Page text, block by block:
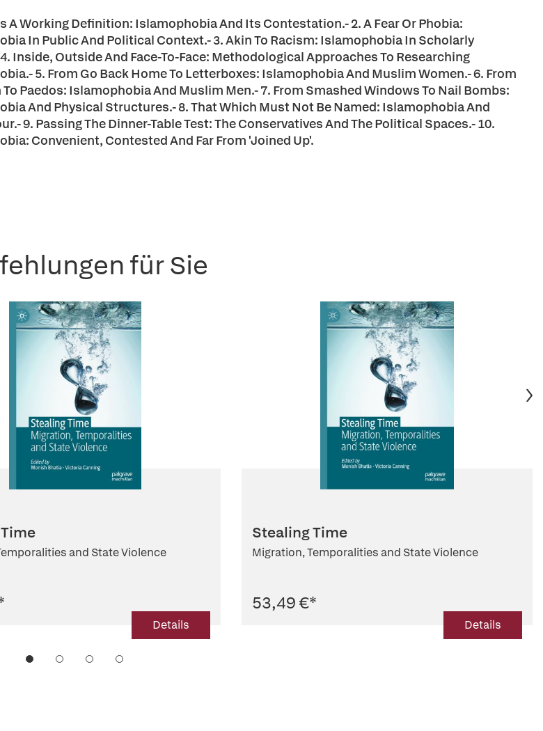
A Working Definition: Islamophobia And Its Contestation.- 2. A Fear Or Phobia:
In Public And Political Context.- 3. Akin To Racism: Islamophobia In Scholarly
Inside, Outside And Face-To-Face: Methodological Approaches To Researching
5. From Go Back Home To Letterboxes: Islamophobia And Muslim Women.- 6. From
To Paedos: Islamophobia And Muslim Men.- 7. From Smashed Windows To Nail Bombs:
And Physical Structures.- 8. That Which Must Not Be Named: Islamophobia And
9. Passing The Dinner-Table Test: The Conservatives And The Political Spaces.- 10.
Convenient, Contested And Far From 'Joined Up'.
für Sie
and State Violence
Details
Stealing Time
Migration, Temporalities and State Violence
53,49 €*
Details